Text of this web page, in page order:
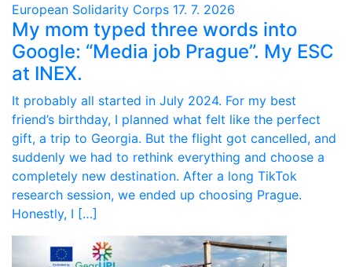
European Solidarity Corps 17. 7. 2026
My mom typed three words into
Google: “Media job Prague”. My ESC
at INEX.
It probably all started in July 2024. For my best
friend’s birthday, I planned what felt like the perfect
gift, a trip to Georgia. But the flight got cancelled, and
suddenly we had to rethink everything and choose a
completely new destination. After a long TikTok
research session, we ended up choosing Prague.
Honestly, I […]